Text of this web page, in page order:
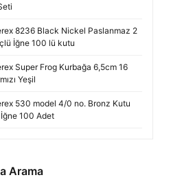
8236 Black Nickel Paslanmaz 2
İğne 100 lü kutu
Super Frog Kurbağa 6,5cm 16
Yeşil
530 model 4/0 no. Bronz Kutu
İğne 100 Adet
Arama